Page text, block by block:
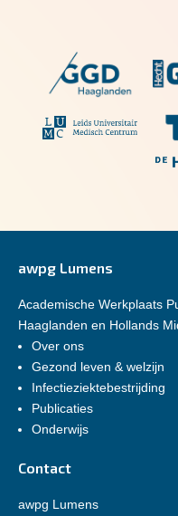
awpg Lumens
Academische Werkplaats
Haaglanden en Hollands
Over ons
Gezond leven & welzijn
Infectieziektebestrijding
Publicaties
Onderwijs
Contact
awpg Lumens